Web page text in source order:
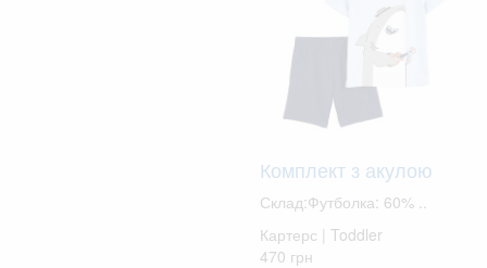
Комплект з акулою
Склад:Футболка: 60% ..
Картерс | Toddler
470 грн